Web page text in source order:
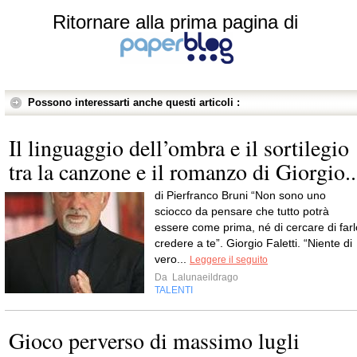
Ritornare alla prima pagina di
Possono interessarti anche questi articoli :
Il linguaggio dell’ombra e il sortilegio
tra la canzone e il romanzo di
di Pierfranco Bruni “Non sono uno
sciocco da pensare che tutto potrà
essere come prima, né di cercare di
credere a te”. Giorgio Faletti. “Niente di
vero... Leggere il seguito
Da Lalunaeildrago
TALENTI
Gioco perverso di massimo lugli